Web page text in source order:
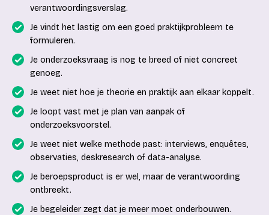
verantwoordingsverslag.
Je vindt het lastig om een goed praktijkprobleem te
formuleren.
Je onderzoeksvraag is nog te breed of niet concreet
genoeg.
Je weet niet hoe je theorie en praktijk aan elkaar koppelt.
Je loopt vast met je plan van aanpak of
onderzoeksvoorstel.
Je weet niet welke methode past: interviews, enquêtes,
observaties, deskresearch of data-analyse.
Je beroepsproduct is er wel, maar de verantwoording
ontbreekt.
Je begeleider zegt dat je meer moet onderbouwen.